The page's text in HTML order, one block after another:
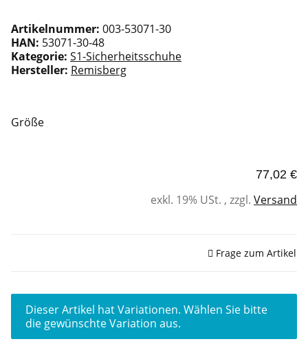
Artikelnummer: 003-53071-30
HAN: 53071-30-48
Kategorie: S1-Sicherheitsschuhe
Hersteller: Remisberg
Größe
77,02 €
exkl. 19% USt. , zzgl. Versand
Frage zum Artikel
x
Dieser Artikel hat Variationen. Wählen Sie bitte
die gewünschte Variation aus.